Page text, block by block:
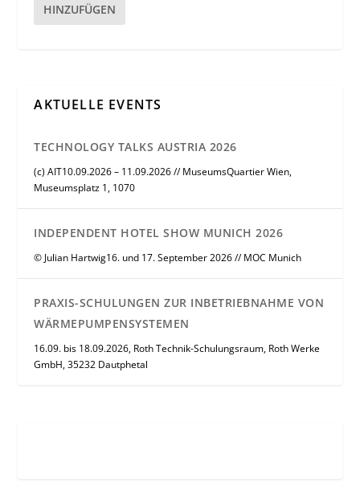
HINZUFÜGEN
AKTUELLE EVENTS
TECHNOLOGY TALKS AUSTRIA 2026
(c) AIT10.09.2026 – 11.09.2026 // MuseumsQuartier Wien,
Museumsplatz 1, 1070
INDEPENDENT HOTEL SHOW MUNICH 2026
© Julian Hartwig16. und 17. September 2026 // MOC Munich
PRAXIS-SCHULUNGEN ZUR INBETRIEBNAHME VON
WÄRMEPUMPENSYSTEMEN
16.09. bis 18.09.2026, Roth Technik-Schulungsraum, Roth Werke
GmbH, 35232 Dautphetal